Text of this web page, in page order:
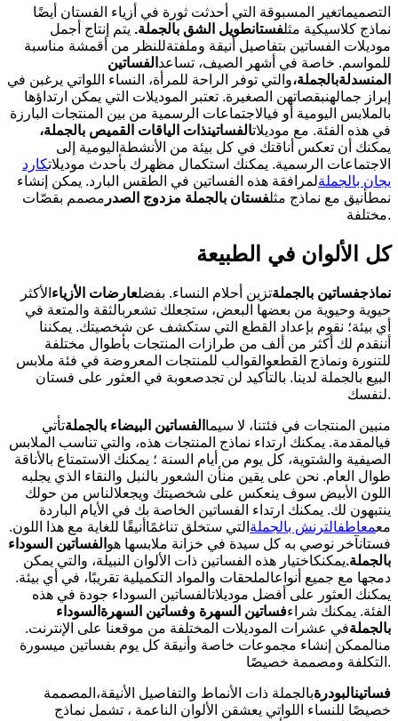
التصميماتغير المسبوقة التي أحدثت ثورة في أزياء الفستان أيضًا
نماذج كلاسيكية مثلفستانطويل الشق بالجملة. يتم إنتاج أجمل
موديلات الفساتين بتفاصيل أنيقة وملفتةللنظر من أقمشة مناسبة
للمواسم. خاصة في أشهر الصيف، تساعد الفساتين
المنسدلةبالجملة،والتي توفر الراحة للمرأة، النساء اللواتي يرغبن في
إبراز جمالهنبقصاتهن الصغيرة. تعتبر الموديلات التي يمكن ارتداؤها
بالملابس اليومية أو فيالاجتماعات الرسمية من بين المنتجات البارزة
في هذه الفئة. مع موديلاتالفساتينذات الياقات القميص بالجملة،
يمكنك أن تعكس أناقتك في كل بيئة من الأنشطةاليومية إلى
الاجتماعات الرسمية. يمكنك استكمال مظهرك بأحدث موديلاتكارد
يجان بالجملةلمرافقة هذه الفساتين في الطقس البارد. يمكن إنشاء
نمطأنيق مع نماذج مثلفستان بالجملة مزدوج الصدر مصمم بقصّات
مختلفة.
كل الألوان في الطبيعة
نماذجفساتين بالجملةتزين أحلام النساء. بفضلعارضات الأزياء الأكثر
حيوية وحيوية من بعضها البعض، ستجعلك تشعربالثقة والمتعة في
أي بيئة؛ نقوم بإعداد القطع التي ستكشف عن شخصيتك. يمكننا
أننقدم لك أكثر من ألف من طرازات المنتجات بأطوال مختلفة
للتنورة ونماذج القطعوالقوالب للمنتجات المعروضة في فئة ملابس
البيع بالجملة لدينا. بالتأكيد لن تجدصعوبة في العثور على فستان
لنفسك.
منبين المنتجات في فئتنا، لا سيما الفساتين البيضاء بالجملةتأتي
فيالمقدمة. يمكنك ارتداء نماذج المنتجات هذه، والتي تناسب الملابس
الصيفية والشتوية، كل يوم من أيام السنة ؛ يمكنك الاستمتاع بالأناقة
طوال العام. نحن على يقين منأن الشعور بالنبل والنقاء الذي يجلبه
اللون الأبيض سوف ينعكس على شخصيتك ويجعلالناس من حولك
ينتبهون لك. يمكنك ارتداء الفساتين الخاصة بك في الأيام الباردة
معمعاطفالترنش بالجملة التي ستخلق تناغمًاأنيقًا للغاية مع هذا اللون.
فستانآخر نوصي به كل سيدة في خزانة ملابسها هو الفساتين السوداء
بالجملة.يمكنكاختيار هذه الفساتين ذات الألوان النبيلة، والتي يمكن
دمجها مع جميع أنواعالملحقات والمواد التكميلية تقريبًا، في أي بيئة.
يمكنك العثور على أفضل موديلاتالفساتين السوداء جودة في هذه
الفئة. يمكنك شراءفساتين السهرة وفساتين السهرة السوداء
بالجملةفي عشرات الموديلات المختلفة من موقعنا على الإنترنت.
منالممكن إنشاء مجموعات خاصة وأنيقة كل يوم بفساتين ميسورة
التكلفة ومصممة خصيصًا.
فساتينالبودرةبالجملة ذات الأنماط والتفاصيل الأنيقة،المصممة
خصيصًا للنساء اللواتي يعشقن الألوان الناعمة ، تشمل نماذج